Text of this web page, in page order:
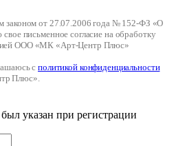
законом от 27.07.2006 года № 152-ФЗ «О
письменное согласие на обработку
ООО «МК «Арт-Центр Плюс»
сполитикой конфиденциальности
Плюс».
указан при регистрации